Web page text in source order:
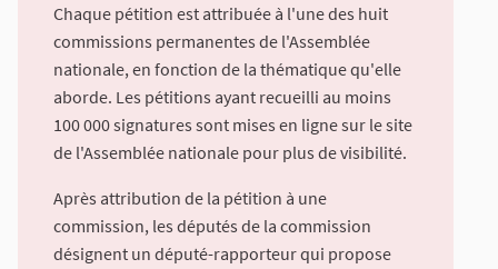
Chaque pétition est attribuée à l'une des huit
commissions permanentes de l'Assemblée
nationale, en fonction de la thématique qu'elle
aborde. Les pétitions ayant recueilli au moins
100 000 signatures sont mises en ligne sur le site
de l'Assemblée nationale pour plus de visibilité.
Après attribution de la pétition à une
commission, les députés de la commission
désignent un député-rapporteur qui propose